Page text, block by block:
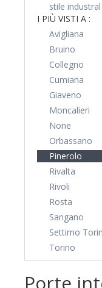
stile industral
I PIÙ VISTI A :
Avigliana
Bruino
Collegno
Cumiana
Giaveno
Moncalieri
None
Orbassano
Pinerolo
Rivalta
Rivoli
Rosta
Sangano
Settimo
Torino
Porte